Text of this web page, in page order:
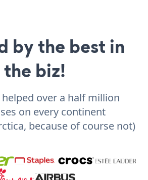
by the best in
the biz!
helped over a half million
on every continent
because of course not)